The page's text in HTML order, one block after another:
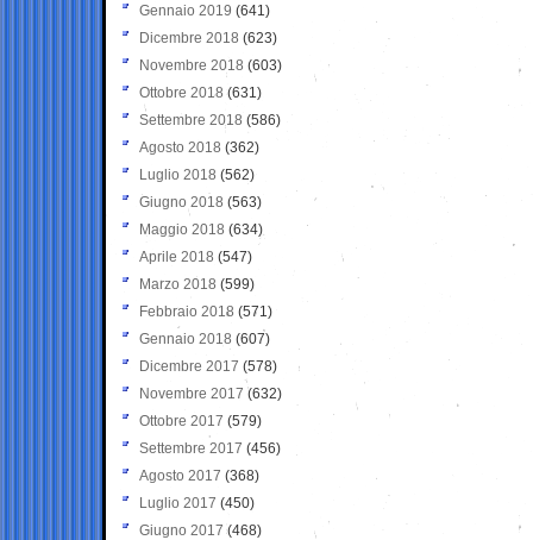
Gennaio 2019 (641)
Dicembre 2018 (623)
Novembre 2018 (603)
Ottobre 2018 (631)
Settembre 2018 (586)
Agosto 2018 (362)
Luglio 2018 (562)
Giugno 2018 (563)
Maggio 2018 (634)
Aprile 2018 (547)
Marzo 2018 (599)
Febbraio 2018 (571)
Gennaio 2018 (607)
Dicembre 2017 (578)
Novembre 2017 (632)
Ottobre 2017 (579)
Settembre 2017 (456)
Agosto 2017 (368)
Luglio 2017 (450)
Giugno 2017 (468)